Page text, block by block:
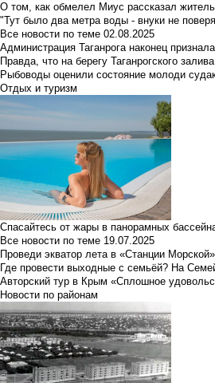
О том, как обмелел Миус рассказал житель
"Тут было два метра воды - внуки не
Все новости по теме 02.08.2025
Администрация Таганрога наконец
Правда, что на берегу Таганрогского
Рыбоводы оценили состояние молоди
Отдых и туризм
Спасайтесь от жары в панорамных
Все новости по теме 19.07.2025
Проведи экватор лета в «Станции Морской»
Где провести выходные с семьёй? На
Авторский тур в Крым «Сплошное
Новости по районам